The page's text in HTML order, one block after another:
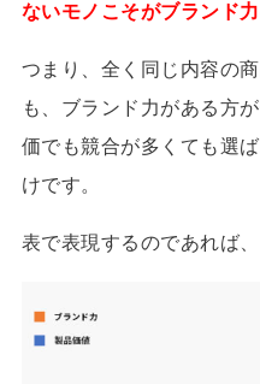
ないモノこそがブランド力
つまり、全く同じ内容の
も、ブランド力がある方
価でも競合が多くても選
けです。
表で表現するのであれば、